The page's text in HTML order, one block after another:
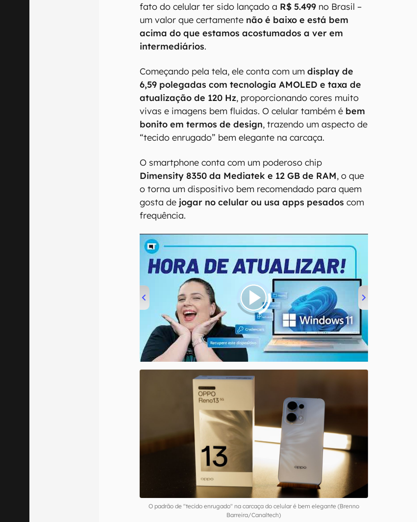
fato do celular ter sido lançado a R$ 5.499 no Brasil –
um valor que certamente não é baixo e está bem
acima do que estamos acostumados a ver em
intermediários.
Começando pela tela, ele conta com umdisplay de
6,59 polegadas com tecnologia AMOLED e taxa de
atualização de 120 Hz, proporcionando cores muito
vivas e imagens bem fluidas. O celular também é bem
bonito em termos de design, trazendo um aspecto de
“tecido enrugado” bem elegante na carcaça.
O smartphone conta com um poderoso chip
Dimensity 8350 da Mediatek e 12 GB de RAM, o que
o torna um dispositivo bem recomendado para quem
gosta de jogar no celular ou usa apps pesados com
frequência.
00:00/04:52
O padrão de "tecido enrugado" na carcaça do celular é bem elegante (Brenno
Barreira/Canaltech)